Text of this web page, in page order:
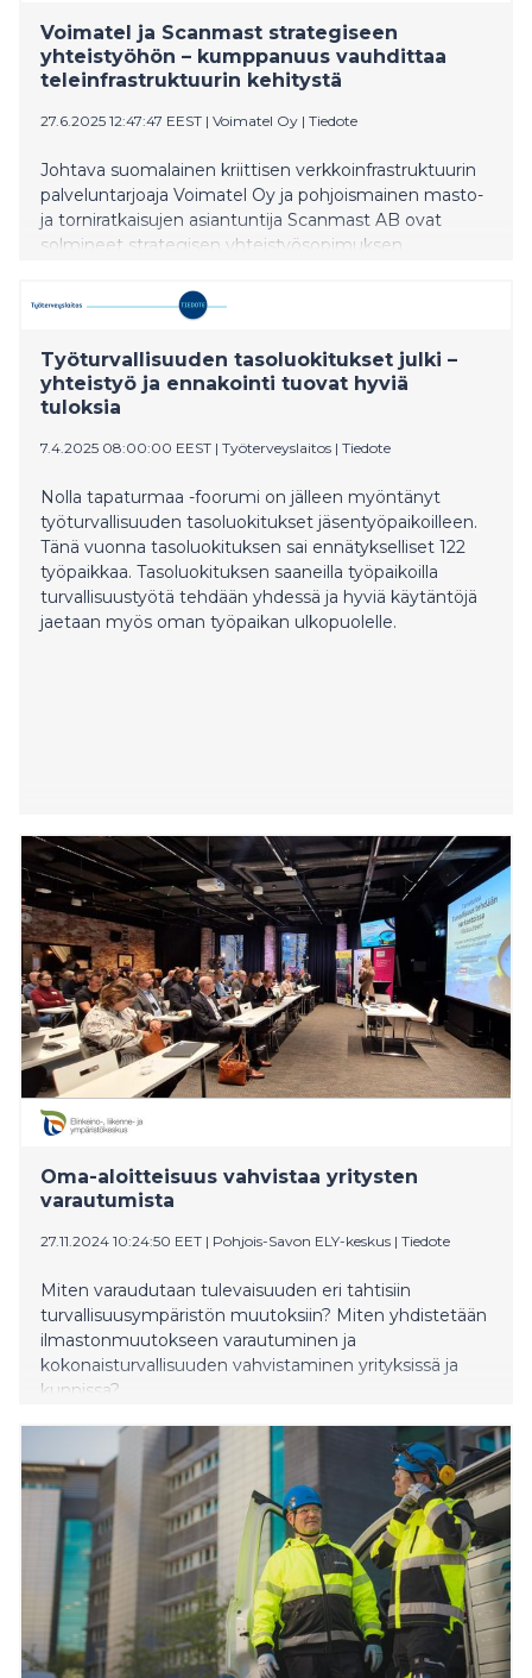
Voimatel ja Scanmast strategiseen
yhteistyöhön – kumppanuus vauhdittaa
teleinfrastruktuurin kehitystä
27.6.2025 12:47:47 EEST | Voimatel Oy | Tiedote
Johtava suomalainen kriittisen verkkoinfrastruktuurin
palveluntarjoaja Voimatel Oy ja pohjoismainen masto-
ja torniratkaisujen asiantuntija Scanmast AB ovat
solmineet strategisen yhteistyösopimuksen
vauhdittamiseksi Suomessa. Sopimuksen myötä
Voimatel toimii Scanmastin yksinoikeudellisena
Työturvallisuuden tasoluokitukset julki –
yhteistyö ja ennakointi tuovat hyviä
tuloksia
7.4.2025 08:00:00 EEST | Työterveyslaitos | Tiedote
Nolla tapaturmaa -foorumi on jälleen myöntänyt
työturvallisuuden tasoluokitukset jäsentyöpaikoilleen.
Tänä vuonna tasoluokituksen sai ennätykselliset 122
työpaikkaa. Tasoluokituksen saaneilla työpaikoilla
turvallisuustyötä tehdään yhdessä ja hyviä käytäntöjä
jaetaan myös oman työpaikan ulkopuolelle.
Oma-aloitteisuus vahvistaa yritysten
varautumista
27.11.2024 10:24:50 EET | Pohjois-Savon ELY-keskus | Tiedote
Miten varaudutaan tulevaisuuden eri tahtisiin
turvallisuusympäristön muutoksiin? Miten yhdistetään
ilmastonmuutokseen varautuminen ja
kokonaisturvallisuuden vahvistaminen yrityksissä ja
kunnissa?